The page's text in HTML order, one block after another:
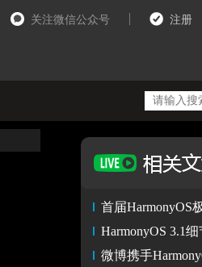
关注微信公众号 注册
首届HarmonyOS极客马拉松将招募 华为
HarmonyOS 3.1细节狂魔 这些
微博携手HarmonyOS打造HUAWEI Mate